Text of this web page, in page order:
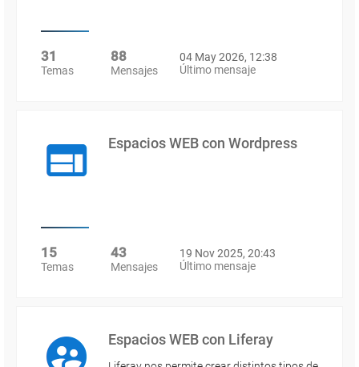
31
Temas
88
Mensajes
04 May 2026, 12:38
Último mensaje
Espacios WEB con Wordpress
15
Temas
43
Mensajes
19 Nov 2025, 20:43
Último mensaje
Espacios WEB con Liferay